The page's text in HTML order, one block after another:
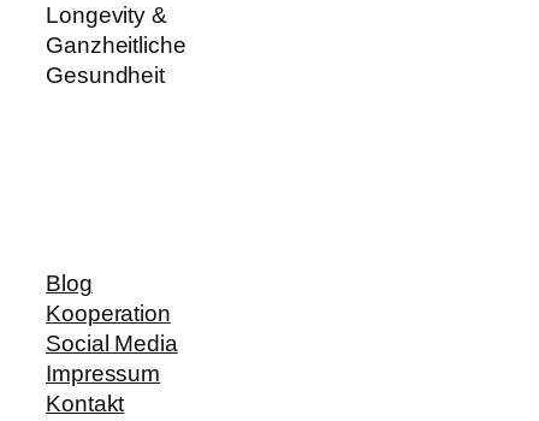
Longevity &
Ganzheitliche
Gesundheit
Blog
Kooperation
Social Media
Impressum
Kontakt